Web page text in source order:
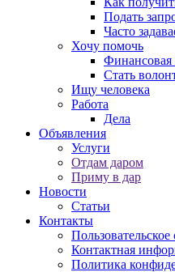
Подать
Часто
Хочу помочь
Стать
Ищу человека
Работа
Дела
Объявления
Услуги
Отдам даром
Приму в дар
Новости
Статьи
Контакты
Контактная
Политика